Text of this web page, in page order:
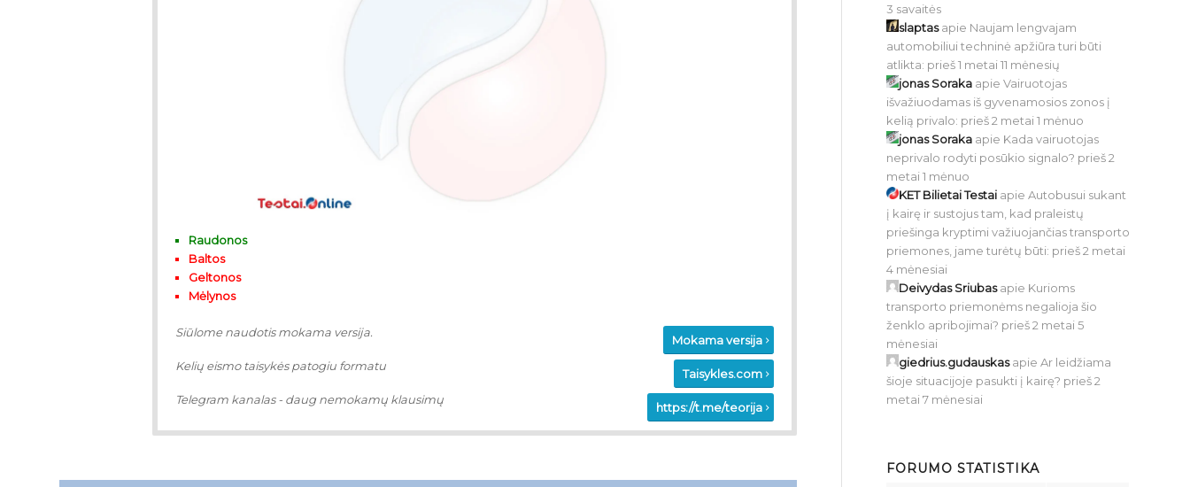
Raudonos
Baltos
Geltonos
Mėlynos
Siūlome naudotis mokama versija.
Mokama versija
Kelių eismo taisykės patogiu formatu
Taisykles.com
Telegram kanalas - daug nemokamų klausimų
https://t.me/teorija
3 savaitės
slaptasapie Naujam lengvajam
automobiliui techninė apžiūra turi būti
atlikta: prieš 1 metai 11 mėnesių
jonas Soraka apieVairuotojas
išvažiuodamas iš gyvenamosios zonos į
kelią privalo: prieš 2 metai 1 mėnuo
jonas Soraka apie Kada vairuotojas
neprivalo rodyti posūkio signalo? prieš 2
metai 1 mėnuo
KET Bilietai Testai apieAutobusui sukant
į kairę ir sustojus tam, kad praleistų
priešinga kryptimi važiuojančias transporto
priemones, jame turėtų būti: prieš 2 metai
4 mėnesiai
Deivydas Sriubasapie Kurioms
transporto priemonėms negalioja šio
ženklo apribojimai? prieš 2 metai 5
mėnesiai
giedrius.gudauskasapieAr leidžiama
šioje situacijoje pasukti į kairę? prieš 2
metai 7 mėnesiai
FORUMO STATISTIKA